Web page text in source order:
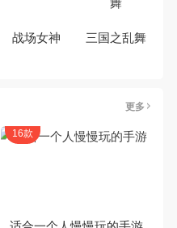
战场女神 三国之乱舞
更多
16款